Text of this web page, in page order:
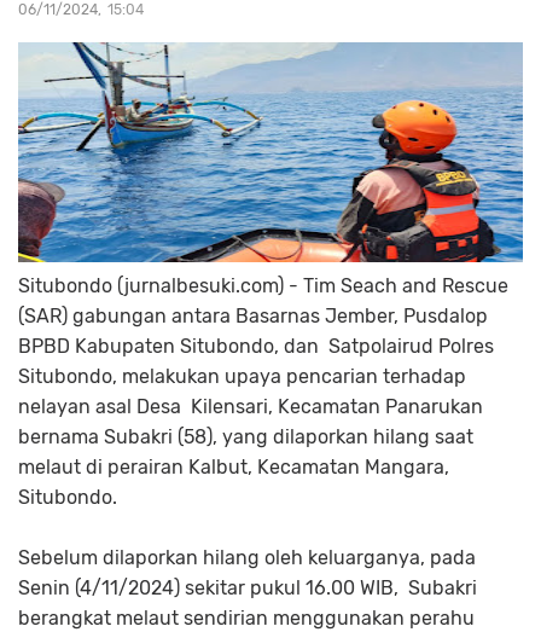
06/11/2024 15:04
Situbondo (jurnalbesuki.com) - Tim Seach and Rescue
(SAR) gabungan antara Basarnas Jember, Pusdalop
BPBD Kabupaten Situbondo, dan Satpolairud Polres
Situbondo, melakukan upaya pencarian terhadap
nelayan asal Desa Kilensari, Kecamatan Panarukan
bernama Subakri (58), yang dilaporkan hilang saat
melaut di perairan Kalbut, Kecamatan Mangara,
Situbondo.
Sebelum dilaporkan hilang oleh keluarganya, pada
Senin (4/11/2024) sekitar pukul 16.00 WIB, Subakri
berangkat melaut sendirian menggunakan perahu